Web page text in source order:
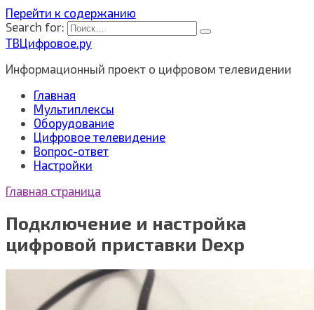
Перейти к содержанию
Search for:
ТВЦифровое.ру
Информационный проект о цифровом телевидении
Главная
Мультиплексы
Оборудование
Цифровое телевидение
Вопрос-ответ
Настройки
Главная страница
Подключение и настройка
цифровой приставки Dexp